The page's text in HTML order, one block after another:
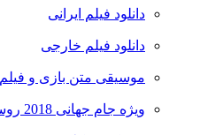
دانلود فیلم ایرانی
دانلود فیلم خارجی
موسیقی متن بازی و فیلم
ویژه جام جهانی 2018 روسیه